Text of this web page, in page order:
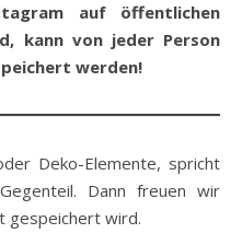
auf öffentlichen
kann von jeder Person
werden!
Deko-Elemente, spricht
Dann freuen wir
gespeichert wird.